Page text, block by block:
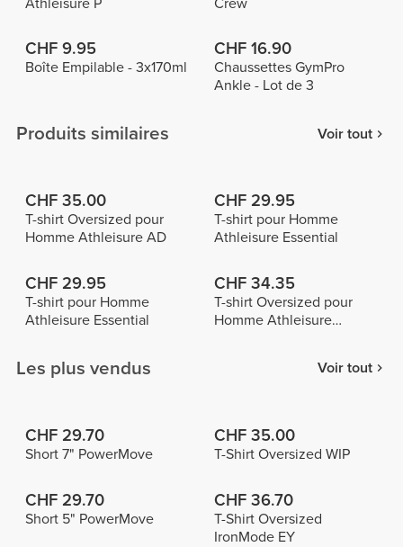
CHF 9.95
Boîte Empilable - 3x170ml
CHF 16.90
Chaussettes GymPro
Ankle - Lot de 3
Produits similaires Voir tout
CHF 35.00
T-shirt Oversized pour
Homme Athleisure AD
CHF 29.95
T-shirt pour Homme
Athleisure Essential
CHF 29.95
T-shirt pour Homme
Athleisure Essential
CHF 34.35
T-shirt Oversized pour
Homme Athleisure
Les plus vendus Voir tout
CHF 29.70
Short 7" PowerMove
CHF 35.00
T-Shirt Oversized WIP
CHF 29.70
Short 5" PowerMove
CHF 36.70
T-Shirt Oversized
IronMode EY